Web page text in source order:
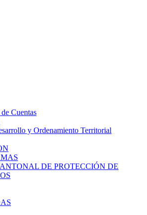
Cuentas
y Ordenamiento Territorial
DE PROTECCIÓN DE